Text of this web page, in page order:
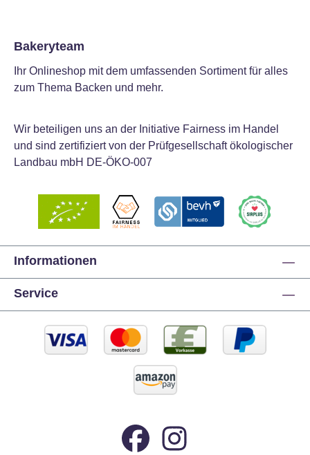
Bakeryteam
Ihr Onlineshop mit dem umfassenden Sortiment für alles
zum Thema Backen und mehr.
Wir beteiligen uns an der Initiative Fairness im Handel
und sind zertifiziert von der Prüfgesellschaft ökologischer
Landbau mbH DE-ÖKO-007
Informationen
Service